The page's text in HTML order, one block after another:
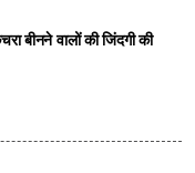
बीनने वालों की जिंदगी की